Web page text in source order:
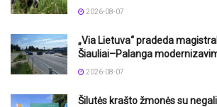
2026-08-07
„Via Lietuva“ pradeda
Šiauliai–Palanga
2026-08-07
Šilutės krašto žmonės su